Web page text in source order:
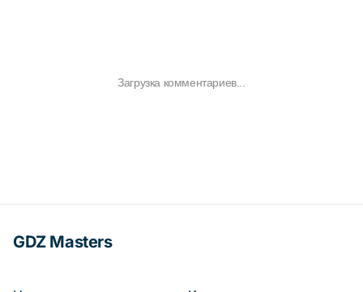
Загрузка комментариев...
GDZ Masters